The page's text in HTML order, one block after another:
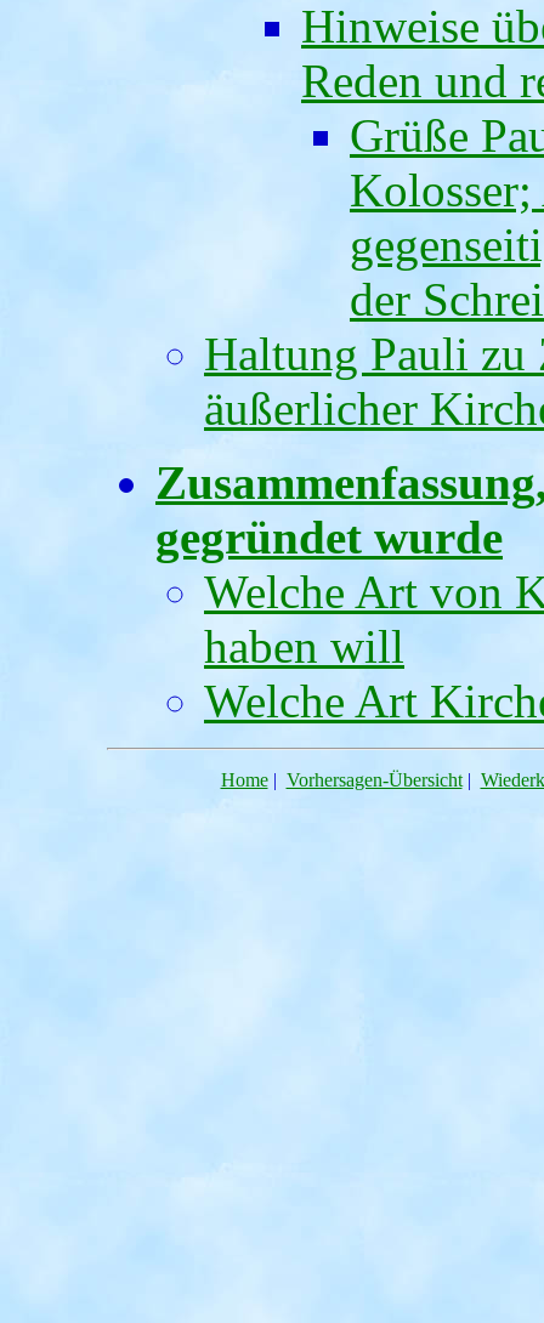
Hinweise
Reden und
Grüße
der
Haltung Pauli zu
äußerlicher
gegründet wurde
Welche Art von
haben will
Welche Art
Home| Vorhersagen-Übersicht|